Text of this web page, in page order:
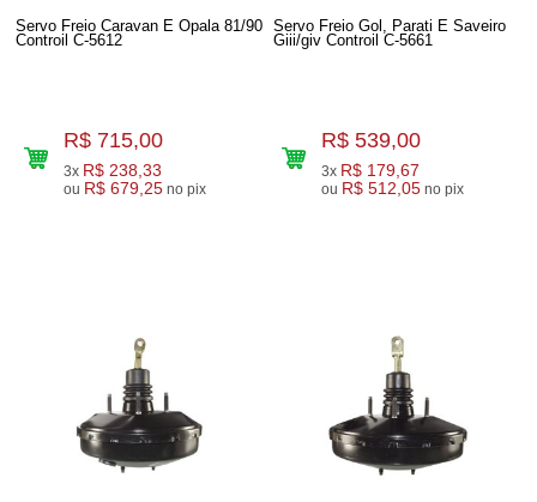
Servo Freio Caravan E Opala 81/90
Controil C-5612
R$ 715,00
3x R$ 238,33
ou R$ 679,25 no pix
Servo Freio Gol, Parati E Saveiro
Giii/giv Controil C-5661
R$ 539,00
3x R$ 179,67
ou R$ 512,05 no pix